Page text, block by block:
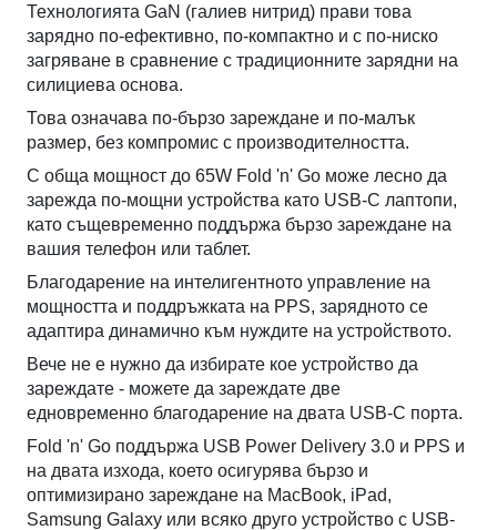
Технологията GaN (галиев нитрид) прави това
зарядно по-ефективно, по-компактно и с по-ниско
загряване в сравнение с традиционните зарядни на
силициева основа.
Това означава по-бързо зареждане и по-малък
размер, без компромис с производителността.
С обща мощност до 65W Fold 'n' Go може лесно да
зарежда по-мощни устройства като USB-C лаптопи,
като същевременно поддържа бързо зареждане на
вашия телефон или таблет.
Благодарение на интелигентното управление на
мощността и поддръжката на PPS, зарядното се
адаптира динамично към нуждите на устройството.
Вече не е нужно да избирате кое устройство да
зареждате - можете да зареждате две
едновременно благодарение на двата USB-C порта.
Fold 'n' Go поддържа USB Power Delivery 3.0 и PPS и
на двата изхода, което осигурява бързо и
оптимизирано зареждане на MacBook, iPad,
Samsung Galaxy или всяко друго устройство с USB-